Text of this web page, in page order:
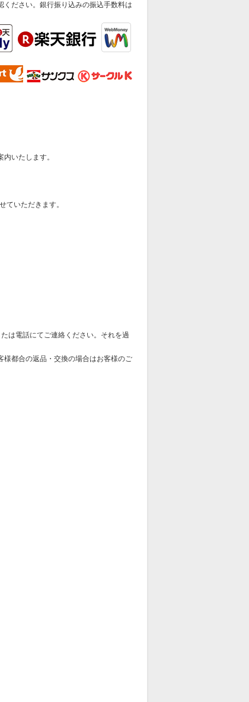
ださい。銀行振り込みの振込手数料は
いたします。
ていただきます。
は電話にてご連絡ください。それを過
都合の返品・交換の場合はお客様のご